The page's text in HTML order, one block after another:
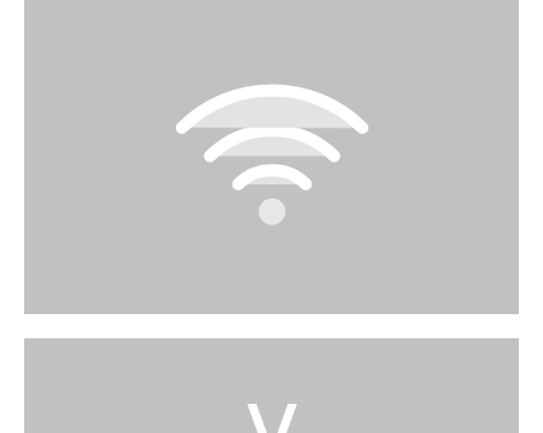
WIFI
Im Migros-Restaurant geniessen Sie freien
Internetzugang.